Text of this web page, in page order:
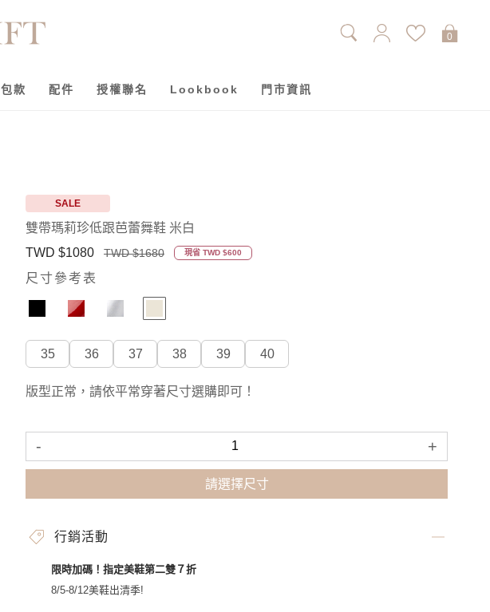
包款 配件 授權聯名 Lookbook 門市資訊
SALE
雙帶瑪莉珍低跟芭蕾舞鞋 米白
TWD $1080
TWD $1680 現省 TWD $600
尺寸參考表
35 36 37 38 39 40
版型正常，請依平常穿著尺寸選購即可！
- +
請選擇尺寸
行銷活動
限時加碼！指定美鞋第二雙７折
8/5-8/12美鞋出清季!
0